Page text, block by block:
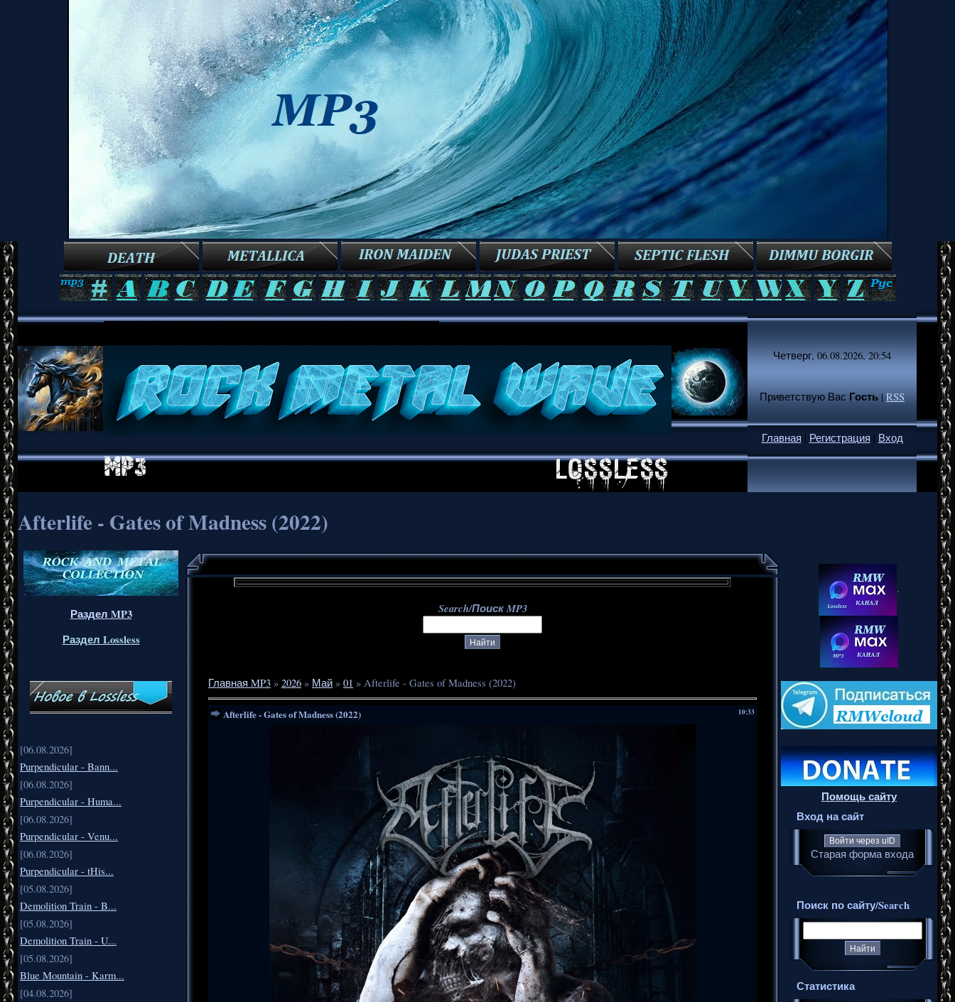
Четверг, 06.08.2026, 20:54
Приветствую Вас Гость|RSS
Главная | Регистрация | Вход
Afterlife - Gates of Madness (2022)
Раздел MP3
Раздел Lossless
[06.08.2026]
Purpendicular - Bann...
[06.08.2026]
Purpendicular - Huma...
[06.08.2026]
Purpendicular - Venu...
[06.08.2026]
Purpendicular - tHis...
[05.08.2026]
Demolition Train - B...
[05.08.2026]
Demolition Train - U...
[05.08.2026]
Blue Mountain - Karm...
[04.08.2026]
Search/Поиск MP3
Главная MP3 » 2026 » Май » 01 » Afterlife - Gates of Madness (2022)
10:33
Afterlife - Gates of Madness (2022)
.
Помощь сайту
Вход на сайт
Войти через uID
Старая форма входа
Поиск по сайту/Search
Статистика